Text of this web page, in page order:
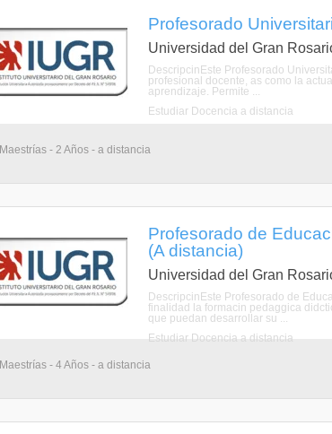
Profesorado
Universidad del Gran
DescripcinEste Profesorado
profesional docente, as como la
aprendizaje. Permite ...
Estudiar Docencia a distancia
Maestrías - 2 Años - a distancia
Profesorado de
(A distancia)
Universidad del Gran
DescripcinEste Profesorado de
finalidad la formacin pedaggica
que puedan desarrollar su ...
Estudiar Docencia a distancia
Maestrías - 4 Años - a distancia